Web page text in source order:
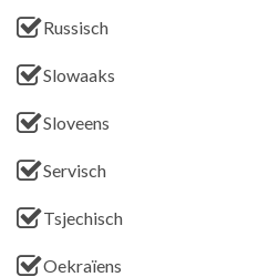
Russisch
Slowaaks
Sloveens
Servisch
Tsjechisch
Oekraïens